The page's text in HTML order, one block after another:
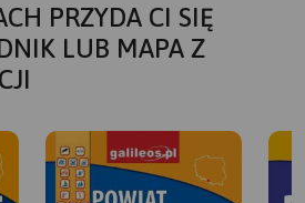
PRZYDA CI SIĘ
LUB MAPA Z